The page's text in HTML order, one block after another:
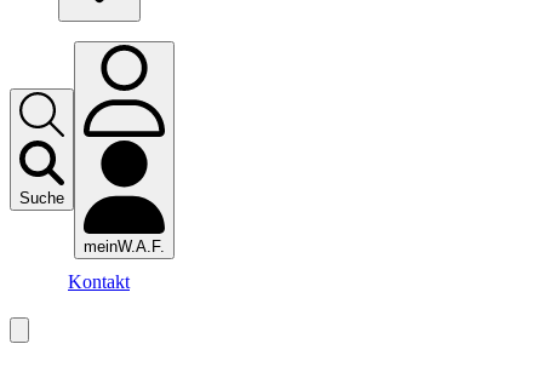
Suche
meinW.A.F.
Kontakt